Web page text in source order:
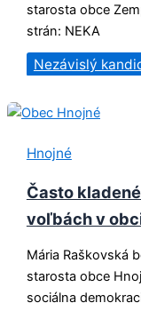
starosta obce
strán: NEKA
Nezávislý
Hnojné
Často
voľbách v
Mária Raškovská
starosta obce
sociálna